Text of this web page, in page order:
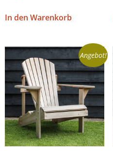
In den Warenkorb
Angebot!